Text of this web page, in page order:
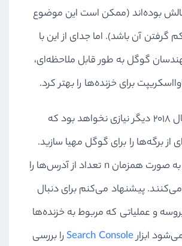
بوده‌اند (ممکن است این موضوع
آن باشد). اما جدای از این با
گوگل به طور قابل ملاحظه‌ای،
برای خزنده‌ها را بهتر کرد.
در نیمه دوم سال ۲۰۱۸ دیگر نیازی نخواهد بود که
از برگه‌ها را برای گوگل مهیا سازید.
بات‌های گوگل به صورت همزمان n تعداد از آدرس‌ها را
می‌کنند. پیشنهاد می‌کنم برای دنبال
و عملیاتی که مربوط به خزنده‌ها
ابزارSearch Consoleرا بررسی